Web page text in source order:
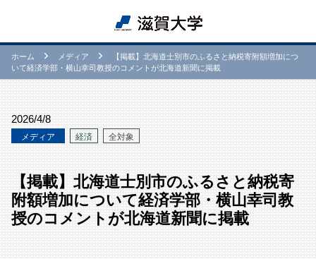
ホーム メディア
【掲載】北海道士別市のふるさと納税寄附額増加につ
いて経済学部・横山幸司教授のコメントが北海道新聞に掲載
2026/4/8
メディア 経済 全対象
【掲載】北海道士別市のふるさと納税寄
附額増加について経済学部・横山幸司教
授のコメントが北海道新聞に掲載